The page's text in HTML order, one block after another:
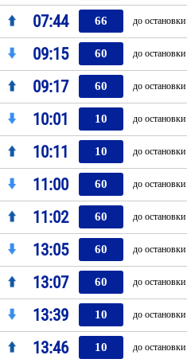
07:44 66 до остановки
09:15 60 до остановки
09:17 60 до остановки
10:01 10 до остановки
10:11 10 до остановки
11:00 60 до остановки
11:02 60 до остановки
13:05 60 до остановки
13:07 60 до остановки
13:39 10 до остановки
13:46 10 до остановки